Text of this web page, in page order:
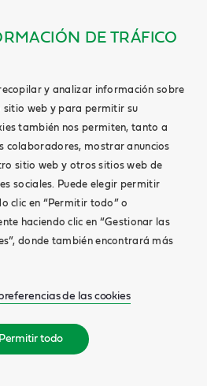
DE TRÁFICO
y analizar información sobre
sitio web y para permitir su
también nos permiten, tanto a
colaboradores, mostrar anuncios
sitio web y otros sitios web de
sociales. Puede elegir permitir
clic en “Permitir todo” o
haciendo clic en “Gestionar las
donde también encontrará más
de las cookies
Permitir todo